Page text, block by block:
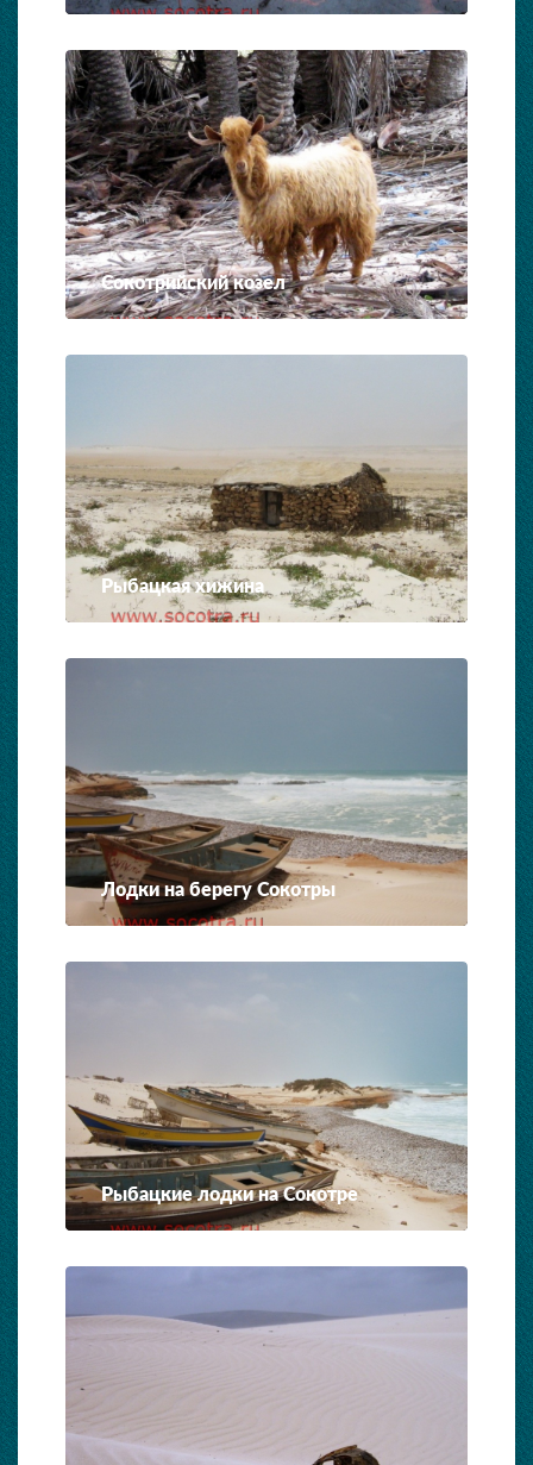
Сокотрийский козел
Рыбацкая хижина
Лодки на берегу Сокотры
Рыбацкие лодки на Сокотре